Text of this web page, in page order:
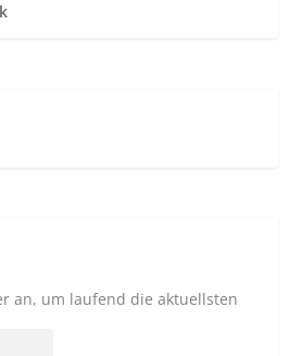
an, um laufend die aktuellsten